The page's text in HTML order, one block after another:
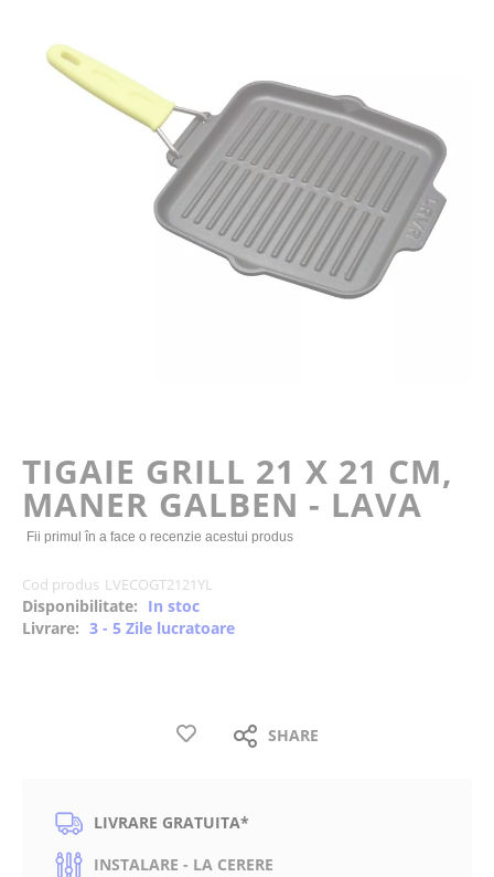
images
beginning
of
the
images
TIGAIE GRILL 21 X 21 CM,
MANER GALBEN - LAVA
Fii primul în a face o recenzie acestui produs
Cod produs LVECOGT2121YL
Disponibilitate: In stoc
Livrare: 3 - 5 Zile lucratoare
SHARE
LIVRARE GRATUITA*
INSTALARE - LA CERERE